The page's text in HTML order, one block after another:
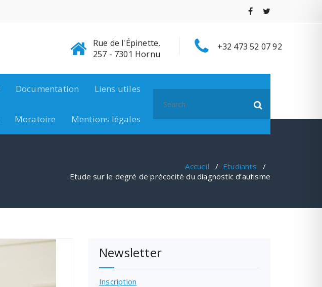
Rue de l'Épinette,
257 - 7301 Hornu
+32 473 52 07 92
Documentation Liens utiles
Moratoire Mentions légales
for:
Accueil / Etudiants /
Etude sur le degré de précocité du diagnostic d’autisme
Newsletter
Inscription